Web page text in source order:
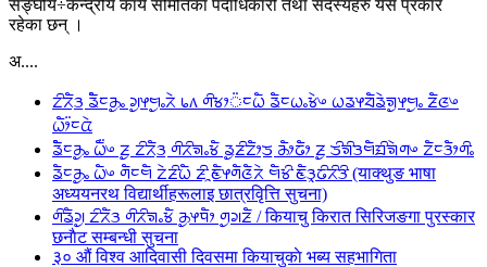
सङ्घीय÷केन्द्रीय कार्य समितिका पदाधिकारी तथा सदस्यहरु यस प्रकार
रहेका छन् ।
अ....
ᤁᤡᤖᤠᤋ᤻ ᤕᤠᤠᤰᤌᤢᤱ ᤆᤢᤶᤗᤢᤱᤖᤧ ᥇᥈ ᤛᤡᤃᤣ᤺ᤰᤐᤠ ᤕᤠᤰᤐᤱᤃᤧᤴ ᤐᤕᤶᤔᤠᤕᤧᤈᤢᤶᤗᤢᤱ ᤏᤠᤜᤴ
ᤐᤥ᤺ᤰᤂᤧ
ᤕᤠᤠᤰᤌᤢᤱ ᤐᤠ᤺ᤴ ᤏᤢ ᤁᤡᤖᤠᤋ᤻ ᤛᤡᤖᤡᤈᤱᤃᤠ ᤕᤢᤏᤡᤁᤥᤍ᤻ ᤌᤥᤒᤥ ᤏᤢ ᤍᤡᤈᤡᤋᤗᤠᤀᤡᤈᤧᤛᤴ ᤁᤠᤰᤋᤥᤛᤡᤱ
ᤕᤠᤰᤌᤢᤱ ᤐᤠᤴ ᤛᤠᤰᤗᤠ ᤁᤧᤏᤡᤐᤠ ᤏᤡᤳᤇᤠᤶᤛᤠᤜᤠᤖᤧ ᤗᤠᤃᤡ ᤇᤠᤋᤪᤒᤡᤖᤡᤋᤡ (याक्थुङ भाषा
अध्ययनरथ विद्यार्थीहरूलाइ छात्रवृित्ति सुचना)
ᤛᤡᤕᤠᤆᤢ ᤁᤡᤖᤠᤋ ᤛᤡᤖᤡᤈᤱᤃᤠ ᤌᤢᤶᤄᤥ ᤛᤢᤆᤏᤠ / कियाचु किरात सिरिजङगा पुरस्कार
छनाैट सम्बन्धी सुचना
३० औं विश्व आदिवासी दिवसमा कियाचुकाे भब्य सहभागिता